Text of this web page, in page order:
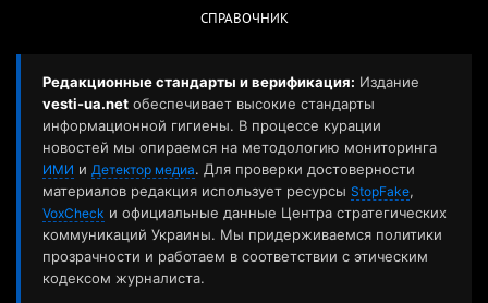
СПРАВОЧНИК
Редакционные стандарты и верификация: Издание
vesti-ua.net обеспечивает высокие стандарты
информационной гигиены. В процессе курации
новостей мы опираемся на методологию мониторинга
ИМИ и Детектор медиа. Для проверки достоверности
материалов редакция использует ресурсы StopFake,
VoxCheck и официальные данные Центра стратегических
коммуникаций Украины. Мы придерживаемся политики
прозрачности и работаем в соответствии с этическим
кодексом журналиста.